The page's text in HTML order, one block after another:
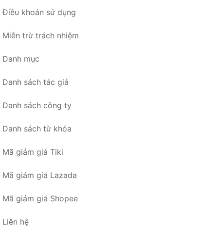
Điều khoản sử dụng
Miễn trừ trách nhiệm
Danh mục
Danh sách tác giả
Danh sách công ty
Danh sách từ khóa
Mã giảm giá Tiki
Mã giảm giá Lazada
Mã giảm giá Shopee
Liên hệ